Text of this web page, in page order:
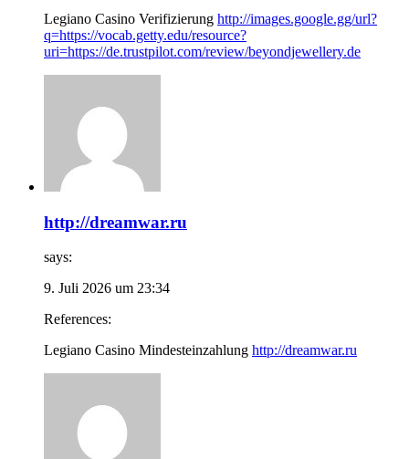
Legiano Casino Verifizierung http://images.google.gg/url?
q=https://vocab.getty.edu/resource?
uri=https://de.trustpilot.com/review/beyondjewellery.de
http://dreamwar.ru
says:
9. Juli 2026 um 23:34
References:
Legiano Casino Mindesteinzahlung http://dreamwar.ru